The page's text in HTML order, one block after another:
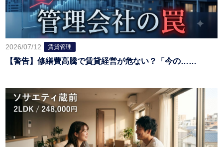
2026/07/12 賃貸管理
【警告】修繕費高騰で賃貸経営が危ない？「今の……